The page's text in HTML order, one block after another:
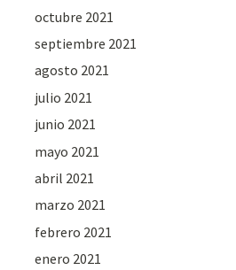
octubre 2021
septiembre 2021
agosto 2021
julio 2021
junio 2021
mayo 2021
abril 2021
marzo 2021
febrero 2021
enero 2021